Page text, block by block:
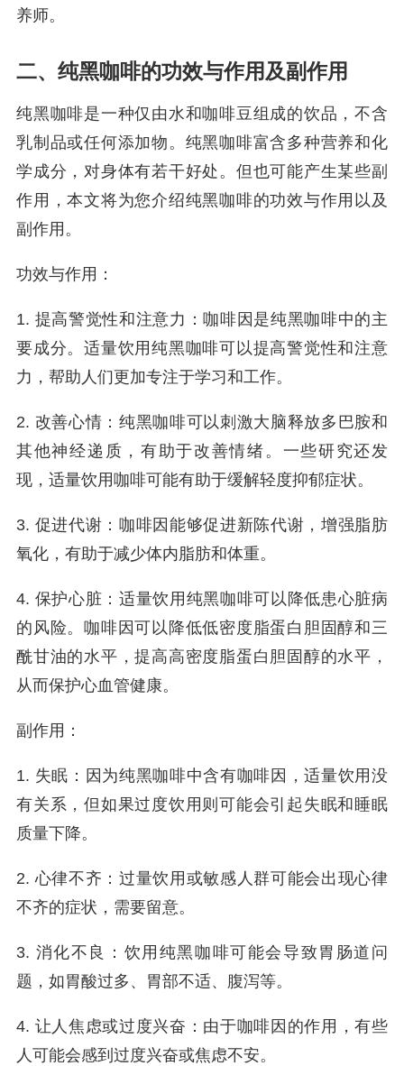
养师。
二、纯黑咖啡的功效与作用及副作用
纯黑咖啡是一种仅由水和咖啡豆组成的饮品，不含
乳制品或任何添加物。纯黑咖啡富含多种营养和化
学成分，对身体有若干好处。但也可能产生某些副
作用，本文将为您介绍纯黑咖啡的功效与作用以及
副作用。
功效与作用：
1. 提高警觉性和注意力：咖啡因是纯黑咖啡中的主
要成分。适量饮用纯黑咖啡可以提高警觉性和注意
力，帮助人们更加专注于学习和工作。
2. 改善心情：纯黑咖啡可以刺激大脑释放多巴胺和
其他神经递质，有助于改善情绪。一些研究还发
现，适量饮用咖啡可能有助于缓解轻度抑郁症状。
3. 促进代谢：咖啡因能够促进新陈代谢，增强脂肪
氧化，有助于减少体内脂肪和体重。
4. 保护心脏：适量饮用纯黑咖啡可以降低患心脏病
的风险。咖啡因可以降低低密度脂蛋白胆固醇和三
酰甘油的水平，提高高密度脂蛋白胆固醇的水平，
从而保护心血管健康。
副作用：
1. 失眠：因为纯黑咖啡中含有咖啡因，适量饮用没
有关系，但如果过度饮用则可能会引起失眠和睡眠
质量下降。
2. 心律不齐：过量饮用或敏感人群可能会出现心律
不齐的症状，需要留意。
3. 消化不良：饮用纯黑咖啡可能会导致胃肠道问
题，如胃酸过多、胃部不适、腹泻等。
4. 让人焦虑或过度兴奋：由于咖啡因的作用，有些
人可能会感到过度兴奋或焦虑不安。